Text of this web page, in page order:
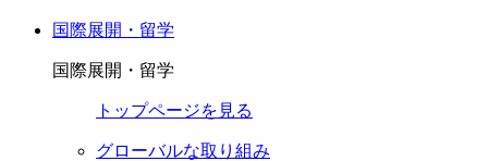
国際展開・留学
国際展開・留学
トップページを見る
グローバルな取り組み